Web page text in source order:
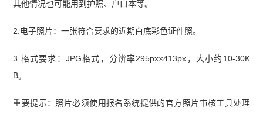
其他情况也可能用到护照、户口本等。
2.电子照片：一张符合要求的近期白底彩色证件照。
3.格式要求：JPG格式，分辨率295px×413px，大小约10-30K
B。
重要提示：照片必须使用报名系统提供的官方照片审核工具处理